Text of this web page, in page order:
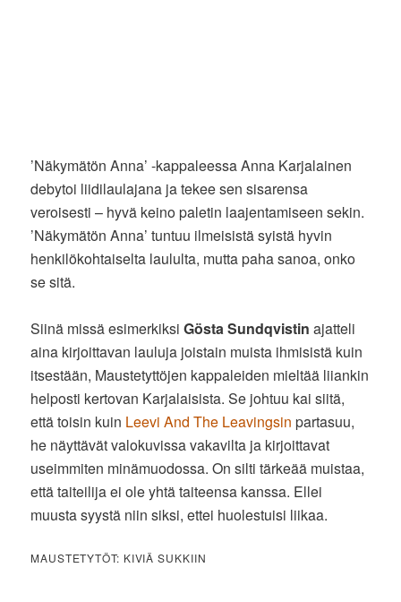
’Näkymätön Anna’ -kappaleessa Anna Karjalainen
debytoi liidilaulajana ja tekee sen sisarensa
veroisesti – hyvä keino paletin laajentamiseen sekin.
’Näkymätön Anna’ tuntuu ilmeisistä syistä hyvin
henkilökohtaiselta laululta, mutta paha sanoa, onko
se sitä.
Siinä missä esimerkiksiGösta Sundqvistin ajatteli
aina kirjoittavan lauluja joistain muista ihmisistä kuin
itsestään, Maustetyttöjen kappaleiden mieltää liiankin
helposti kertovan Karjalaisista. Se johtuu kai siitä,
että toisin kuin Leevi And The Leavingsin partasuu,
he näyttävät valokuvissa vakavilta ja kirjoittavat
useimmiten minämuodossa. On silti tärkeää muistaa,
että taiteilija ei ole yhtä taiteensa kanssa. Ellei
muusta syystä niin siksi, ettei huolestuisi liikaa.
MAUSTETYTÖT: KIVIÄ SUKKIIN